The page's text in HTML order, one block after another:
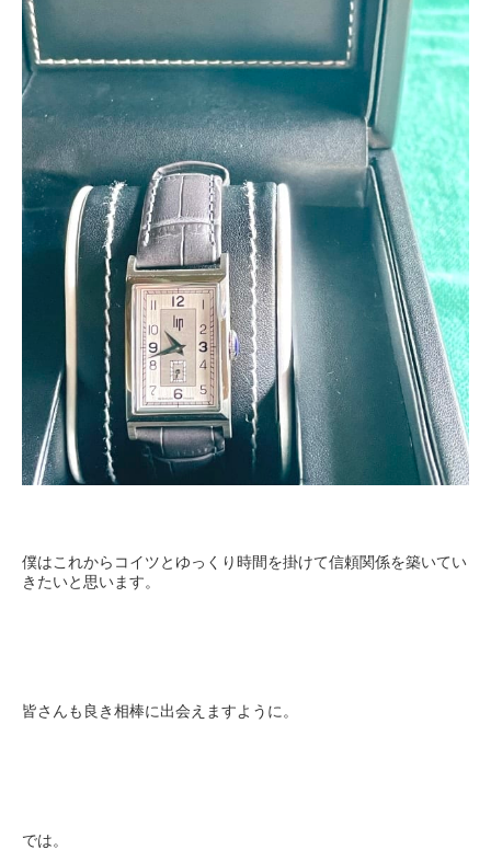
僕はこれからコイツとゆっくり時間を掛けて信頼関係を築いてい
きたいと思います。
皆さんも良き相棒に出会えますように。
では。